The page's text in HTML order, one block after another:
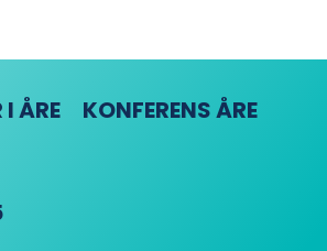
I ÅRE KONFERENS ÅRE